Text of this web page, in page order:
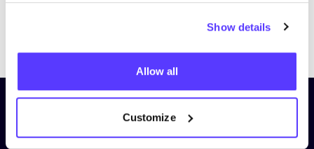
Show details
Allow all
Customize
PreviousNext
¡Suscríbete a nuestro boletín
y mantente informado!